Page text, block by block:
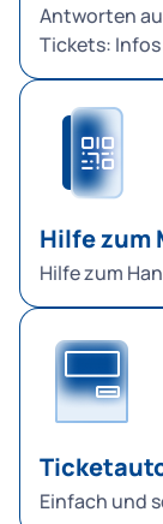
Antworten
Tickets:
Gültigkeit für
Bus, Tram
Beachten
Nutzung der
Hilfe zum
Hilfe zum
Einfach und